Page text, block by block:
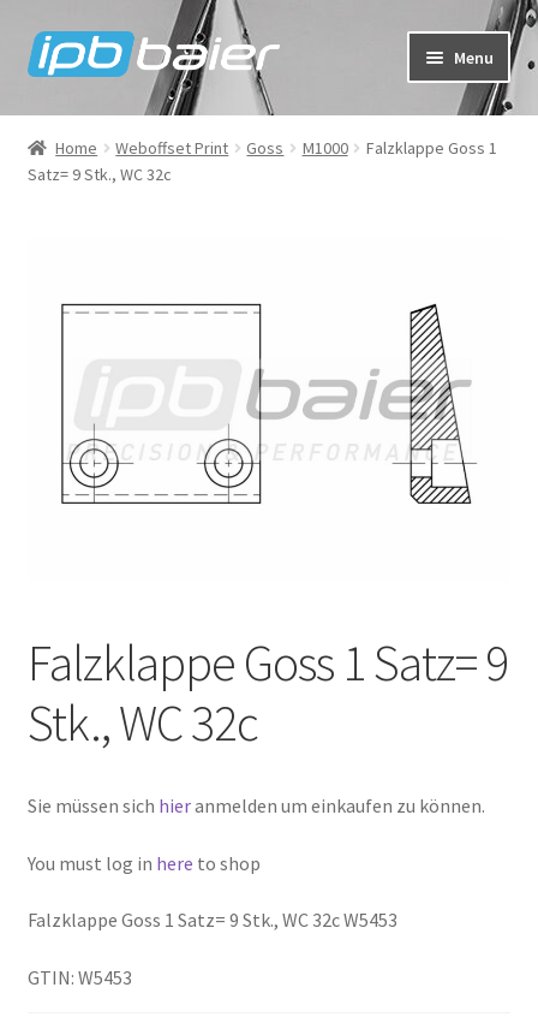
Skip
to
Skip
to
Menu
My Account
Cart
Shop
Home Weboffset Print Goss M1000
Falzklappe Goss 1
Satz= 9 Stk., WC 32c
Falzklappe Goss 1 Satz= 9
Stk., WC 32c
Sie müssen sich hieranmelden um einkaufen zu können.
You must log in here to shop
Falzklappe Goss 1 Satz= 9 Stk., WC 32c W5453
GTIN: W5453